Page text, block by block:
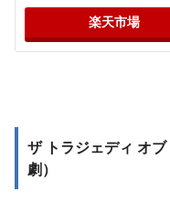
楽天市場
ザ トラジェディ オ
劇）